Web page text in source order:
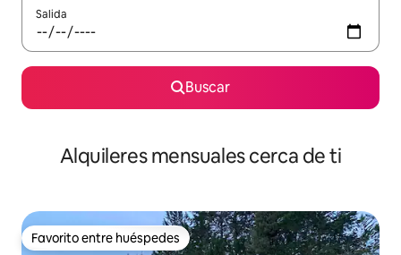
Salida
Buscar
Alquileres mensuales cerca de ti
Favorito entre huéspedes
Favorito entre huéspedes